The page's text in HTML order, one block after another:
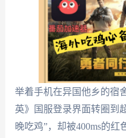
举着手机在异国他乡的宿
英》国服登录界面转圈到
晚吃鸡”，却被400ms的红